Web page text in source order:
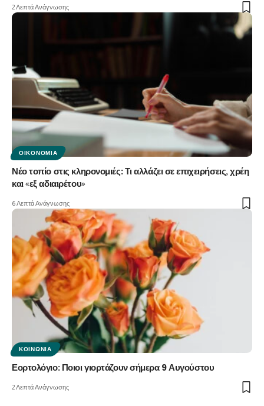
2 Λεπτά Ανάγνωσης
ΟΙΚΟΝΟΜΊΑ
Νέο τοπίο στις κληρονομιές: Τι αλλάζει σε επιχειρήσεις, χρέη
και «εξ αδιαιρέτου»
6 Λεπτά Ανάγνωσης
ΚΟΙΝΩΝΊΑ
Εορτολόγιο: Ποιοι γιορτάζουν σήμερα 9 Αυγούστου
2 Λεπτά Ανάγνωσης